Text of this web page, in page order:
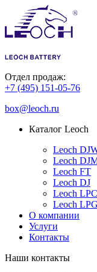
Отдел продаж:
+7 (495) 151-05-76
box@leoch.ru
Каталог Leoch
Leoch
Leoch
Leoch FT
Leoch DJ
Leoch LPC
Leoch LPG
О компании
Услуги
Контакты
Наши контакты